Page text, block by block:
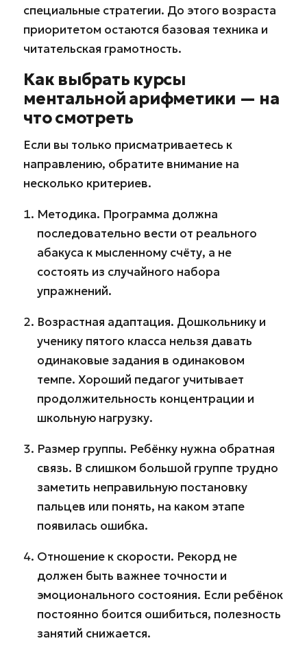
специальные стратегии. До этого возраста
приоритетом остаются базовая техника и
читательская грамотность.
Как выбрать курсы
ментальной арифметики — на
что смотреть
Если вы только присматриваетесь к
направлению, обратите внимание на
несколько критериев.
Методика. Программа должна
последовательно вести от реального
абакуса к мысленному счёту, а не
состоять из случайного набора
упражнений.
Возрастная адаптация. Дошкольнику и
ученику пятого класса нельзя давать
одинаковые задания в одинаковом
темпе. Хороший педагог учитывает
продолжительность концентрации и
школьную нагрузку.
Размер группы. Ребёнку нужна обратная
связь. В слишком большой группе трудно
заметить неправильную постановку
пальцев или понять, на каком этапе
появилась ошибка.
Отношение к скорости. Рекорд не
должен быть важнее точности и
эмоционального состояния. Если ребёнок
постоянно боится ошибиться, полезность
занятий снижается.